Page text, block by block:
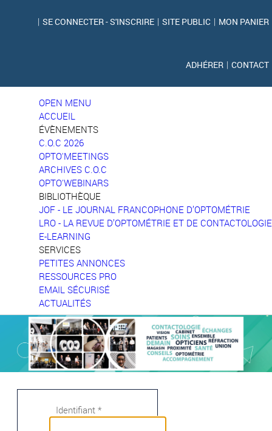
MON PANIER
|
SITE PUBLIC
|
SE CONNECTER - S'INSCRIRE
|
CONTACT
|
ADHÉRER
OPEN MENU
ACCUEIL
ÉVÈNEMENTS
C.O.C 2026
OPTO'MEETINGS
ARCHIVES C.O.C
OPTO'WEBINARS
BIBLIOTHÈQUE
JOF - LE JOURNAL FRANCOPHONE D’OPTOMÉTRIE
LRO - LA REVUE D’OPTOMÉTRIE ET DE CONTACTOLOGIE
E-LEARNING
SERVICES
PETITES ANNONCES
RESSOURCES PRO
EMAIL SÉCURISÉ
ACTUALITÉS
Identifiant *